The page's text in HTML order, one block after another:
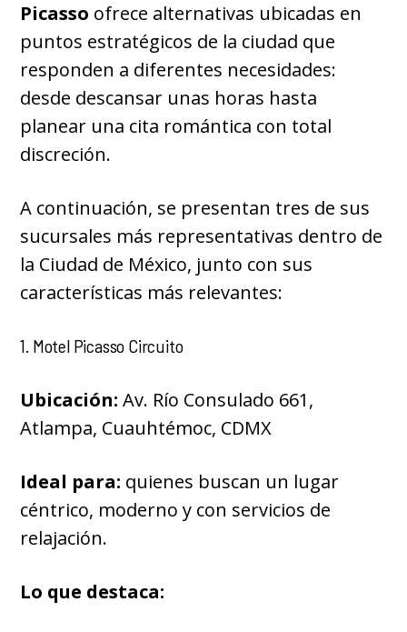
Picasso ofrece alternativas ubicadas en
puntos estratégicos de la ciudad que
responden a diferentes necesidades:
desde descansar unas horas hasta
planear una cita romántica con total
discreción.
A continuación, se presentan tres de sus
sucursales más representativas dentro de
la Ciudad de México, junto con sus
características más relevantes:
1. Motel Picasso Circuito
Ubicación: Av. Río Consulado 661,
Atlampa, Cuauhtémoc, CDMX
Ideal para: quienes buscan un lugar
céntrico, moderno y con servicios de
relajación.
Lo que destaca: